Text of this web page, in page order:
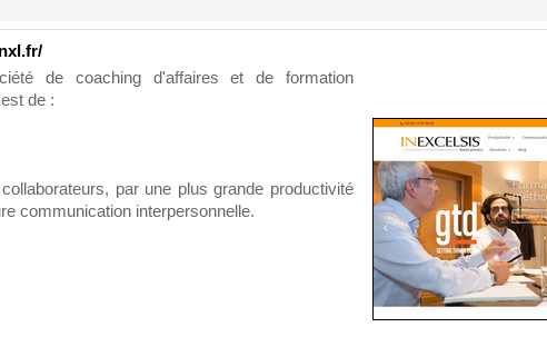
de coaching d'affaires et de formation
de :
par une plus grande productivité
communication interpersonnelle.